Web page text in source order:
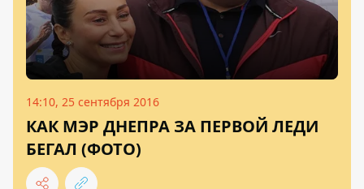
14:10, 25 сентября 2016
КАК МЭР ДНЕПРА ЗА ПЕРВОЙ ЛЕДИ
БЕГАЛ (ФОТО)